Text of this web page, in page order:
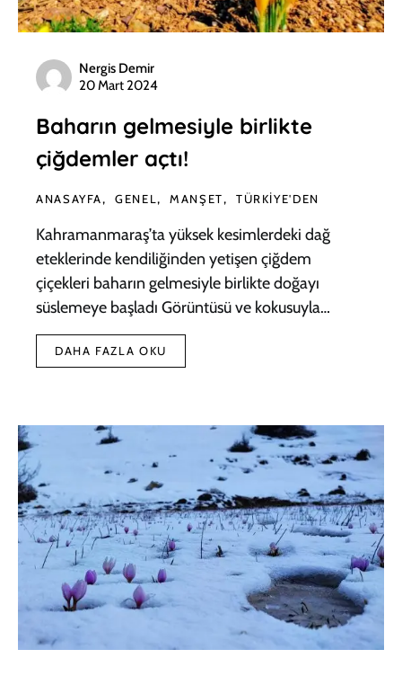
Nergis Demir
20 Mart 2024
Baharın gelmesiyle birlikte
çiğdemler açtı!
ANASAYFA GENEL MANŞET TÜRKIYE'DEN
Kahramanmaraş’ta yüksek kesimlerdeki dağ
eteklerinde kendiliğinden yetişen çiğdem
çiçekleri baharın gelmesiyle birlikte doğayı
süslemeye başladı Görüntüsü ve kokusuyla…
DAHA FAZLA OKU